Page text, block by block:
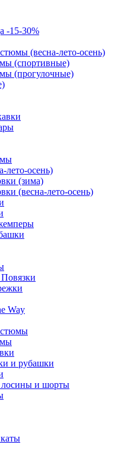
-15-30%
(весна-лето-осень)
(спортивные)
(прогулочные)
лето-осень)
(зима)
(весна-лето-осень)
Way
и рубашки
лосины и шорты